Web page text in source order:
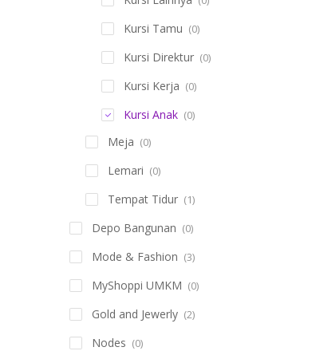
Kursi Tamu (0)
Kursi Direktur (0)
Kursi Kerja (0)
Kursi Anak (0)
Meja (0)
Lemari (0)
Tempat Tidur (1)
Depo Bangunan (0)
Mode & Fashion (3)
MyShoppi UMKM (0)
Gold and Jewerly (2)
Nodes (0)